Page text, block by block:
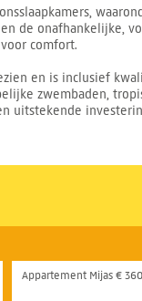
de onafhankelijke,
comfort.
en is inclusief
zwembaden,
uitstekende
Appartement Mijas €